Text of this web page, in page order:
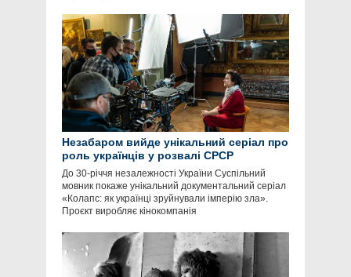
Незабаром вийде унікальний серіал про
роль українців у розвалі СРСР
До 30-річчя незалежності України Суспільний
мовник покаже унікальний документальний серіал
«Колапс: як українці зруйнували імперію зла».
Проєкт виробляє кінокомпанія